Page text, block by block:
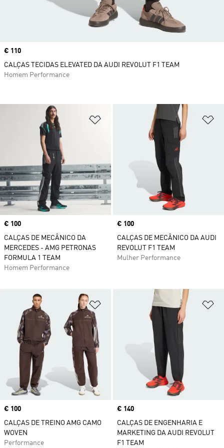
Adicionar à Lista de Desejos
Price
€ 100
CALÇAS DE MECÂNICO DA
MERCEDES - AMG PETRONAS
FORMULA 1 TEAM
Homem Performance
Price
€ 100
CALÇAS DE MECÂNICO DA AUDI
REVOLUT F1 TEAM
Mulher Performance
Adicionar à Lista de Desejos
Price
€ 100
CALÇAS DE TREINO AMG CAMO
WOVEN
Performance
Price
€ 140
CALÇAS DE ENGENHARIA E
MARKETING DA AUDI REVOLUT
F1 TEAM
Price
€ 110
CALÇAS TECIDAS ELEVATED DA AUDI REVOLUT F1 TEAM
Homem Performance